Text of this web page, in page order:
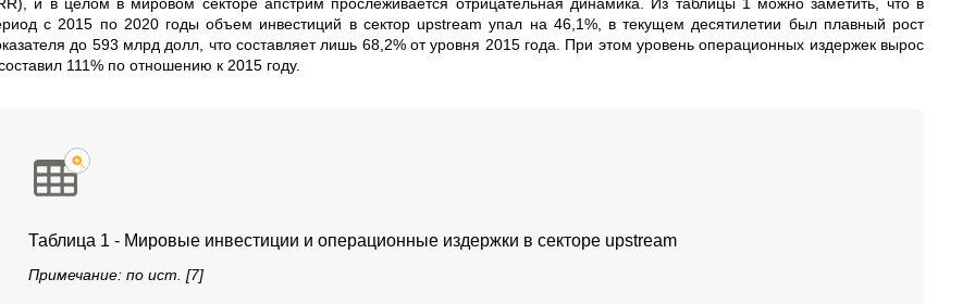
с 2015 по 2020 годы объем инвестиций в секторupstream упал на 46,1%, в текущем десятилетии был плавный рост
до 593 млрд долл, что составляет лишь 68,2% от уровня 2015 года. При этом уровень операционных издержек вырос
111% по отношению к 2015 году.
Таблица 1 - Мировые инвестиции и операционные издержки в секторе upstream
Примечание: по ист. [7]